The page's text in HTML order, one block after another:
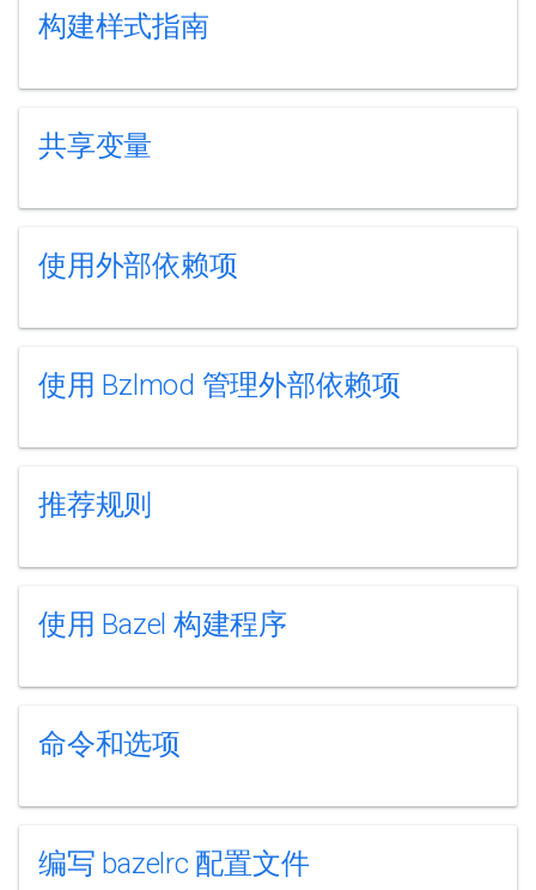
构建样式指南
共享变量
使用外部依赖项
使用 Bzlmod 管理外部依赖项
推荐规则
使用 Bazel 构建程序
命令和选项
编写 bazelrc 配置文件